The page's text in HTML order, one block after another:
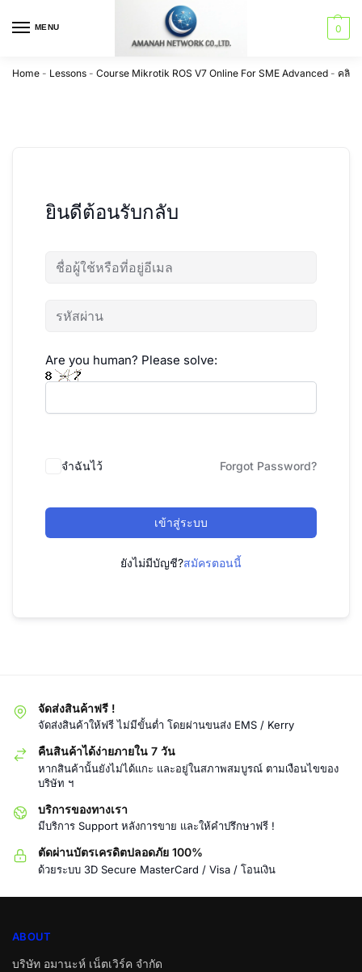
MENU 0
Home - Lessons - Course Mikrotik ROS V7 Online For SME Advanced - คลิป
ยินดีต้อนรับกลับ
Are you human? Please solve:
จำฉันไว้ Forgot Password?
เข้าสู่ระบบ
ยังไม่มีบัญชี?สมัครตอนนี้
จัดส่งสินค้าฟรี !
จัดส่งสินค้าให้ฟรี ไม่มีขั้นต่ำ โดยผ่านขนส่ง EMS / Kerry
คืนสินค้าได้ง่ายภายใน 7 วัน
หากสินค้านั้นยังไม่ได้แกะ และอยู่ในสภาพสมบูรณ์ ตามเงือนไขของ
บริษัท ฯ
บริการของทางเรา
มีบริการ Support หลังการขาย และให้คำปรึกษาฟรี !
ตัดผ่านบัตรเครดิตปลอดภัย 100%
ด้วยระบบ 3D Secure MasterCard / Visa / โอนเงิน
ABOUT
บริษัท อมานะห์ เน็ตเวิร์ค จำกัด